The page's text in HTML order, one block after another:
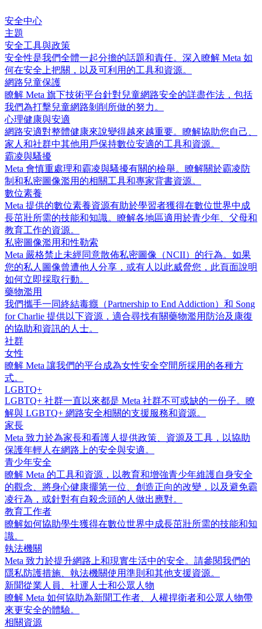
安全中心
主題
安全工具與政策
安全性是我們全體一起分擔的話題和責任。深入瞭解 Meta 如
何在安全上把關，以及可利用的工具和資源。
網路兒童保護
瞭解 Meta 旗下技術平台針對兒童網路安全的詳盡作法，包括
我們為打擊兒童網路剝削所做的努力。
心理健康與安適
網路安適對整體健康來說變得越來越重要。瞭解協助您自己、
家人和社群中其他用戶保持數位安適的工具和資源。
霸凌與騷擾
Meta 會慎重處理和霸凌與騷擾有關的檢舉。瞭解關於霸凌防
制和私密圖像濫用的相關工具和專家背書資源。
數位素養
Meta 提供的數位素養資源有助於學習者獲得在數位世界中成
長茁壯所需的技能和知識。瞭解各地區適用於青少年、父母和
教育工作的資源。
私密圖像濫用和性勒索
Meta 嚴格禁止未經同意散佈私密圖像（NCII）的行為。如果
您的私人圖像曾遭他人分享，或有人以此威脅您，此頁面說明
如何立即採取行動。
藥物濫用
我們攜手一同終結毒癮（Partnership to End Addiction）和 Song
for Charlie 提供以下資源，適合尋找有關藥物濫用防治及康復
的協助和資訊的人士。
社群
女性
瞭解 Meta 讓我們的平台成為女性安全空間所採用的各種方
式。
LGBTQ+
LGBTQ+ 社群一直以來都是 Meta 社群不可或缺的一份子。瞭
解與 LGBTQ+ 網路安全相關的支援服務和資源。
家長
Meta 致力於為家長和看護人提供政策、資源及工具，以協助
保護年輕人在網路上的安全與安適。
青少年安全
瞭解 Meta 的工具和資源，以教育和增強青少年維護自身安全
的觀念、將身心健康擺第一位、創造正向的改變，以及避免霸
凌行為，或針對有自殺念頭的人做出應對。
教育工作者
瞭解如何協助學生獲得在數位世界中成長茁壯所需的技能和知
識。
執法機關
Meta 致力於提升網路上和現實生活中的安全。請參閱我們的
隱私防護措施、執法機關使用準則和其他支援資源。
新聞從業人員、社運人士和公眾人物
瞭解 Meta 如何協助為新聞工作者、人權捍衛者和公眾人物帶
來更安全的體驗。
相關資源